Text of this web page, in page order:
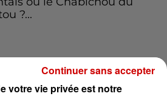
?...
aux aboiements de chiens
cette commune de
votre vie privée est notre
Continuer sans accepter